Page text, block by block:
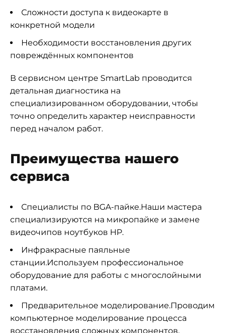
Сложности доступа к видеокарте в
конкретной модели
Необходимости восстановления других
повреждённых компонентов
В сервисном центре SmartLab проводится
детальная диагностика на
специализированном оборудовании, чтобы
точно определить характер неисправности
перед началом работ.
Преимущества нашего
сервиса
Специалисты по BGA-пайке.Наши мастера
специализируются на микропайке и замене
видеочипов ноутбуков HP.
Инфракрасные паяльные
станции.Используем профессиональное
оборудование для работы с многослойными
платами.
Предварительное моделирование.Проводим
компьютерное моделирование процесса
восстановления сложных компонентов.